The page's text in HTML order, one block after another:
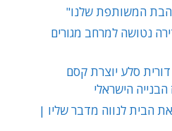
המשותפת שלנו"
נטושה למרחב מגורים
סלע יוצרת קסם
הישראלי
הבית לנווה מדבר שליו |